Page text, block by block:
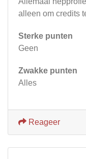
alleen om credits
Sterke punten
Geen
Zwakke punten
Alles
Reageer